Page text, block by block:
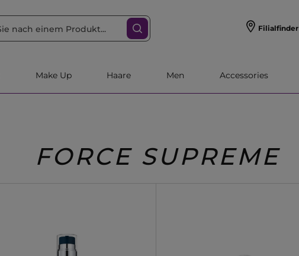
Filialfinder
Make Up Haare Men Accessories
FORCE SUPREME